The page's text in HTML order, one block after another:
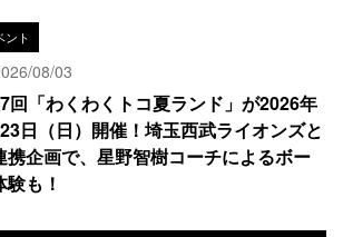
ント
08/03
回「わくわくトコ夏ランド」が2026年
日（日）開催！埼玉西武ライオンズと
携企画で、星野智樹コーチによるボー
験も！